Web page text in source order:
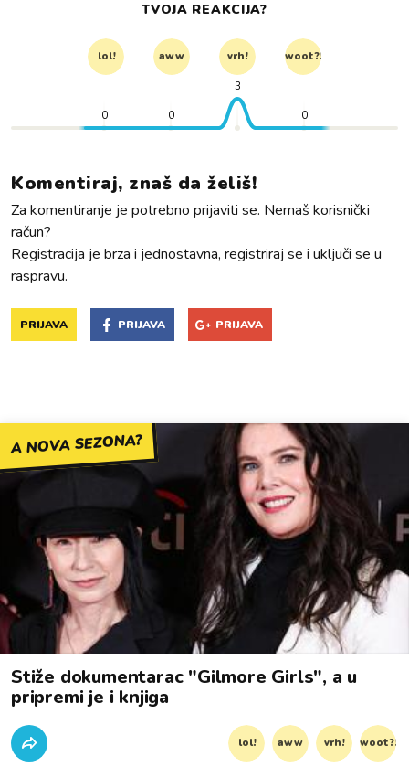
TVOJA REAKCIJA?
lol! aww vrh! woot?!
0 0
3
0
Komentiraj, znaš da želiš!
Za komentiranje je potrebno prijaviti se. Nemaš korisnički
račun?
Registracija je brza i jednostavna, registriraj se i uključi se u
raspravu.
PRIJAVA PRIJAVA PRIJAVA
A NOVA SEZONA?
Stiže dokumentarac "Gilmore Girls", a u
pripremi je i knjiga
lol! aww vrh! woot?!